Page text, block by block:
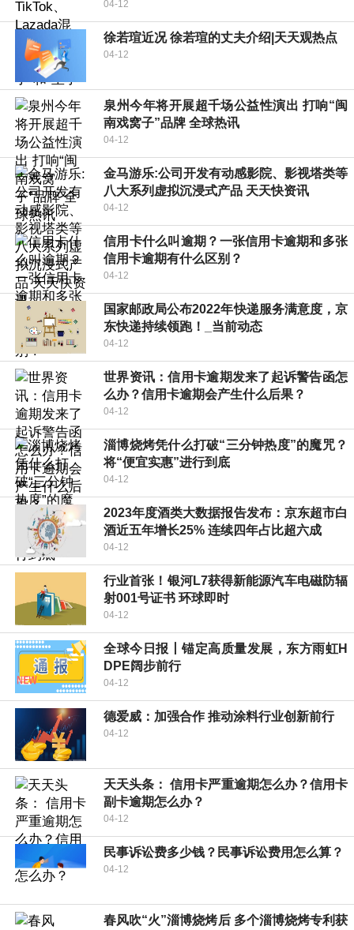
04-12
徐若瑄近况 徐若瑄的丈夫介绍|天天观热点
04-12
​泉州今年将开展超千场公益性演出 打响“闽
南戏窝子”品牌 全球热讯
04-12
金马游乐:公司开发有动感影院、影视塔类等
八大系列虚拟沉浸式产品 天天快资讯
04-12
信用卡什么叫逾期？一张信用卡逾期和多张
信用卡逾期有什么区别？
04-12
国家邮政局公布2022年快递服务满意度，京
东快递持续领跑！_当前动态
04-12
世界资讯：信用卡逾期发来了起诉警告函怎
么办？信用卡逾期会产生什么后果？
04-12
淄博烧烤凭什么打破“三分钟热度”的魔咒？
将“便宜实惠”进行到底
04-12
2023年度酒类大数据报告发布：京东超市白
酒近五年增长25% 连续四年占比超六成
04-12
行业首张！银河L7获得新能源汽车电磁防辐
射001号证书 环球即时
04-12
全球今日报丨锚定高质量发展，东方雨虹H
DPE阔步前行
04-12
德爱威：加强合作 推动涂料行业创新前行
04-12
天天头条： 信用卡严重逾期怎么办？信用卡
副卡逾期怎么办？
04-12
民事诉讼费多少钱？民事诉讼费用怎么算？
04-12
春风吹“火”淄博烧烤后 多个淄博烧烤专利获